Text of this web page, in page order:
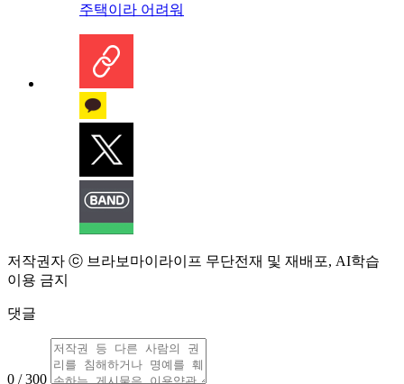
주택이라 어려워
저작권자 ⓒ 브라보마이라이프 무단전재 및 재배포, AI학습
이용 금지
댓글
0 / 300